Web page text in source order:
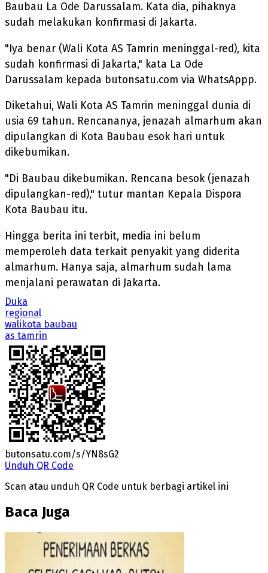
Baubau La Ode Darussalam. Kata dia, pihaknya
sudah melakukan konfirmasi di Jakarta.
"Iya benar (Wali Kota AS Tamrin meninggal-red), kita
sudah konfirmasi di Jakarta," kata La Ode
Darussalam kepada butonsatu.com via WhatsAppp.
Diketahui, Wali Kota AS Tamrin meninggal dunia di
usia 69 tahun. Rencananya, jenazah almarhum akan
dipulangkan di Kota Baubau esok hari untuk
dikebumikan.
"Di Baubau dikebumikan. Rencana besok (jenazah
dipulangkan-red)," tutur mantan Kepala Dispora
Kota Baubau itu.
Hingga berita ini terbit, media ini belum
memperoleh data terkait penyakit yang diderita
almarhum. Hanya saja, almarhum sudah lama
menjalani perawatan di Jakarta.
Duka
regional
walikota baubau
as tamrin
butonsatu.com/s/YN8sG2
Unduh QR Code
Scan atau unduh QR Code untuk berbagi artikel ini
Baca Juga